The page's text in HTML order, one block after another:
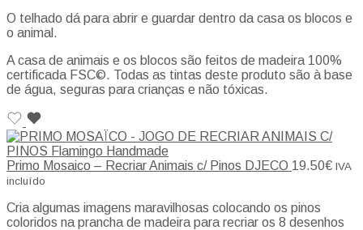
O telhado dá para abrir e guardar dentro da casa os blocos e
o animal.
A casa de animais e os blocos são feitos de madeira 100%
certificada FSC©. Todas as tintas deste produto são à base
de água, seguras para crianças e não tóxicas.
Primo Mosaico – Recriar Animais c/ Pinos DJECO 19.50€ IVA
incluído
Cria algumas imagens maravilhosas colocando os pinos
coloridos na prancha de madeira para recriar os 8 desenhos